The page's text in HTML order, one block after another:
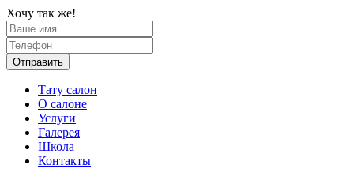
Хочу так же!
Отправить
Тату салон
О салоне
Услуги
Галерея
Школа
Контакты